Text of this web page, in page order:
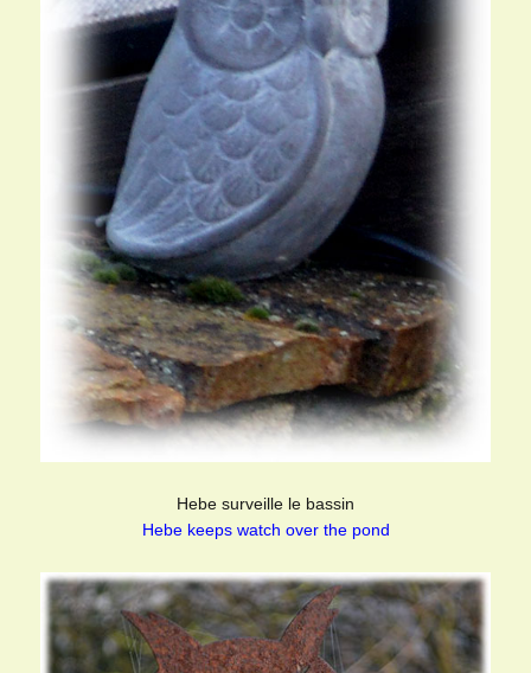
Hebe surveille le bassin
Hebe keeps watch over the pond